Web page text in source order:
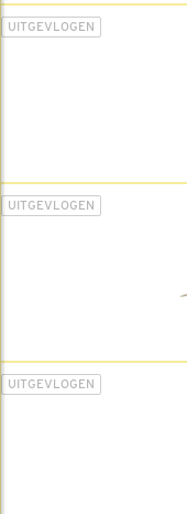
UITGEVLOGEN
UITGEVLOGEN
UITGEVLOGEN